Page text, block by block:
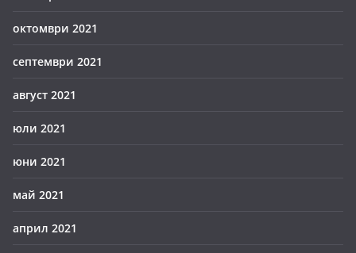
октомври 2021
септември 2021
август 2021
юли 2021
юни 2021
май 2021
април 2021